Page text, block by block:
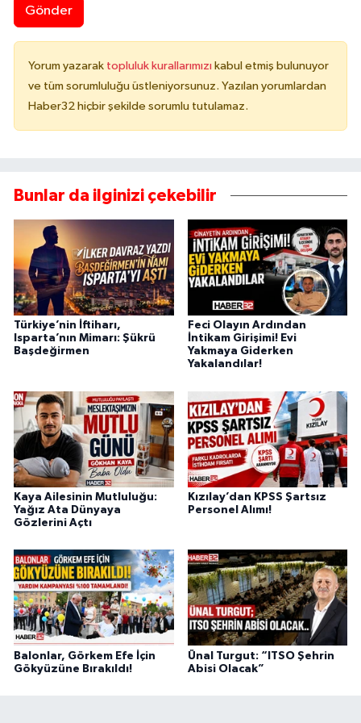
Gönder
Yorum yazarak topluluk kurallarımızı kabul etmiş bulunuyor
ve tüm sorumluluğu üstleniyorsunuz. Yazılan yorumlardan
Haber32 hiçbir şekilde sorumlu tutulamaz.
Bunlar da ilginizi çekebilir
Türkiye’nin İftiharı,
Isparta’nın Mimarı: Şükrü
Başdeğirmen
Feci Olayın Ardından
İntikam Girişimi! Evi
Yakmaya Giderken
Yakalandılar!
Kaya Ailesinin Mutluluğu:
Yağız Ata Dünyaya
Gözlerini Açtı
Kızılay’dan KPSS Şartsız
Personel Alımı!
Balonlar, Görkem Efe İçin
Gökyüzüne Bırakıldı!
Ünal Turgut: “ITSO Şehrin
Abisi Olacak”